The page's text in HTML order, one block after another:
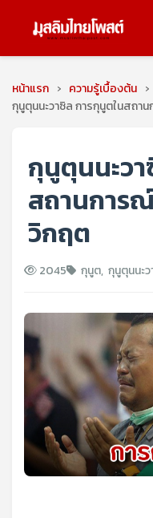
หน้าแรก › ความรู้เบื้องต้น ›
กุนูตุนนะวาซิล การกุนูตในสถา
กุนูตุนนะว
สถานการ
วิกฤต
2045 กุนูต, กุนูตุนนะ